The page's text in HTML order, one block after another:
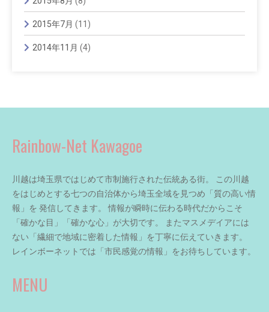
2015年7月 (11)
2014年11月 (4)
Rainbow-Net Kawagoe
川越は埼玉県ではじめて市制施行された伝統ある街。 この川越
をはじめとする七つの自治体から埼玉全域を見つめ「質の高い情
報」を 発信してきます。 情報が瞬時に伝わる時代だからこそ
「確かな目」「確かな心」が大切です。 またマスメデイアには
ない「繊細で地域に密着した情報」を丁寧に伝えていきます。
レインボーネットでは「市民感覚の情報」をお待ちしています。
MENU